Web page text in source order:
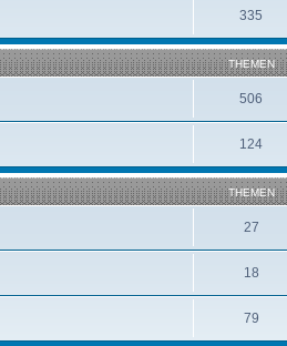
335
THEMEN
506
124
THEMEN
27
18
79